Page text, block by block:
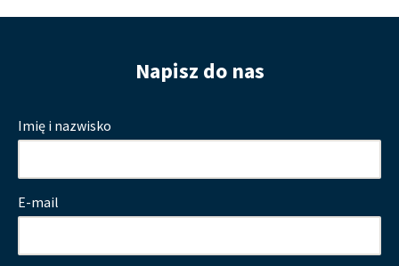
Napisz do nas
Imię i nazwisko
E-mail